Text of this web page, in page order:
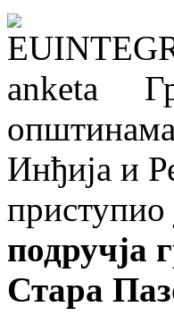
Инђија и
приступио
подручја
Стара